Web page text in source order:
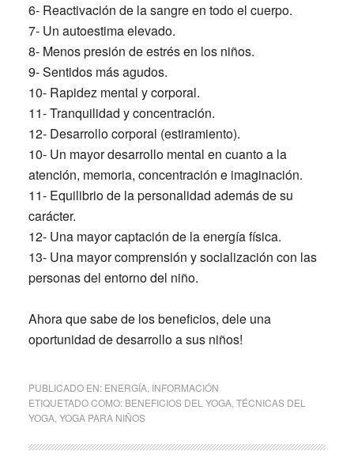
6- Reactivación de la sangre en todo el cuerpo.
7- Un autoestima elevado.
8- Menos presión de estrés en los niños.
9- Sentidos más agudos.
10- Rapidez mental y corporal.
11- Tranquilidad y concentración.
12- Desarrollo corporal (estiramiento).
10- Un mayor desarrollo mental en cuanto a la
atención, memoria, concentración e imaginación.
11- Equilibrio de la personalidad además de su
carácter.
12- Una mayor captación de la energía física.
13- Una mayor comprensión y socialización con las
personas del entorno del niño.
Ahora que sabe de los beneficios, dele una
oportunidad de desarrollo a sus niños!
PUBLICADO EN: ENERGÍA, INFORMACIÓN
ETIQUETADO COMO: BENEFICIOS DEL YOGA, TÉCNICAS DEL
YOGA, YOGA PARA NIÑOS